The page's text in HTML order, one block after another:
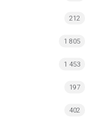
212
1 805
1 453
197
402